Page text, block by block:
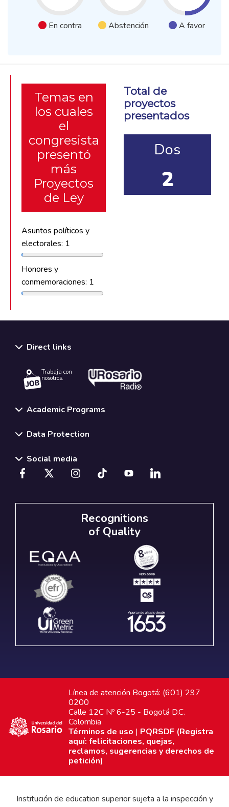
En contra Abstención A favor
Temas en
los cuales
el
congresista
presentó
más
Proyectos
de Ley
Asuntos políticos y
electorales: 1
Honores y
conmemoraciones: 1
Total de
proyectos
presentados
Dos
2
Direct links
Trabaja con
nosotros.
Academic Programs
Data Protection
Social media
Recognitions
of Quality
Línea de atención Bogotá: (601) 297
0200
Calle 12C Nº 6-25 - Bogotá D.C.
Colombia
Términos de uso | PQRSDF (Registra
aquí: felicitaciones, quejas,
reclamos, sugerencias y derechos de
petición)
Institución de education superior sujeta a la inspección y